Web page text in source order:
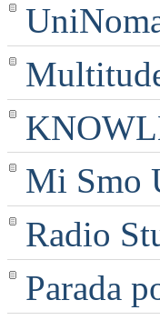
Mi Smo
Radio
Parada